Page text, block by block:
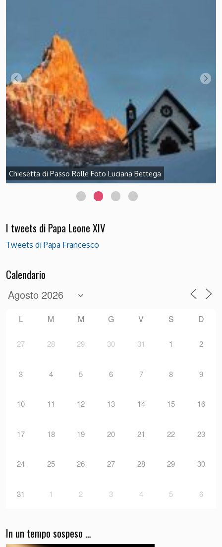
Chiesetta di Passo Rolle Foto Luciana Bettega
I tweets di Papa Leone XIV
Tweets di Papa Francesco
Calendario
L M M G V S D
27 28 29 30 31 1 2
3 4 5 6 7 8 9
10 11 12 13 14 15 16
17 18 19 20 21 22 23
24 25 26 27 28 29 30
31 1 2 3 4 5 6
In un tempo sospeso …